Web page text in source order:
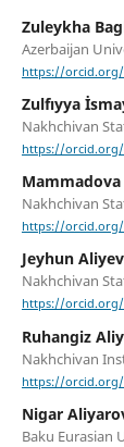
Zuleykha
Azerbaijan
https://orcid.org/
Zulfıyya
Nakhchivan
https://orcid.org/
Mammadova
Nakhchivan
https://orcid.org/
Jeyhun
Nakhchivan
https://orcid.org/
Ruhangiz
Nakhchivan
https://orcid.org/
Nigar
Baku Eurasian